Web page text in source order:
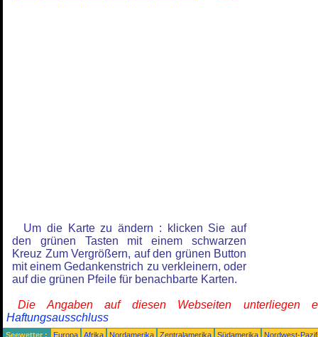
Um die Karte zu ändern : klicken Sie auf
den grünen Tasten mit einem schwarzen
Kreuz Zum Vergrößern, auf den grünen Button
mit einem Gedankenstrich zu verkleinern, oder
auf die grünen Pfeile für benachbarte Karten.
Die Angaben auf diesen Webseiten unterliegen
Haftungsausschluss
Seewetter : Europa Afrika Nordamerika Zentralamerika Südamerika
Nordwest-